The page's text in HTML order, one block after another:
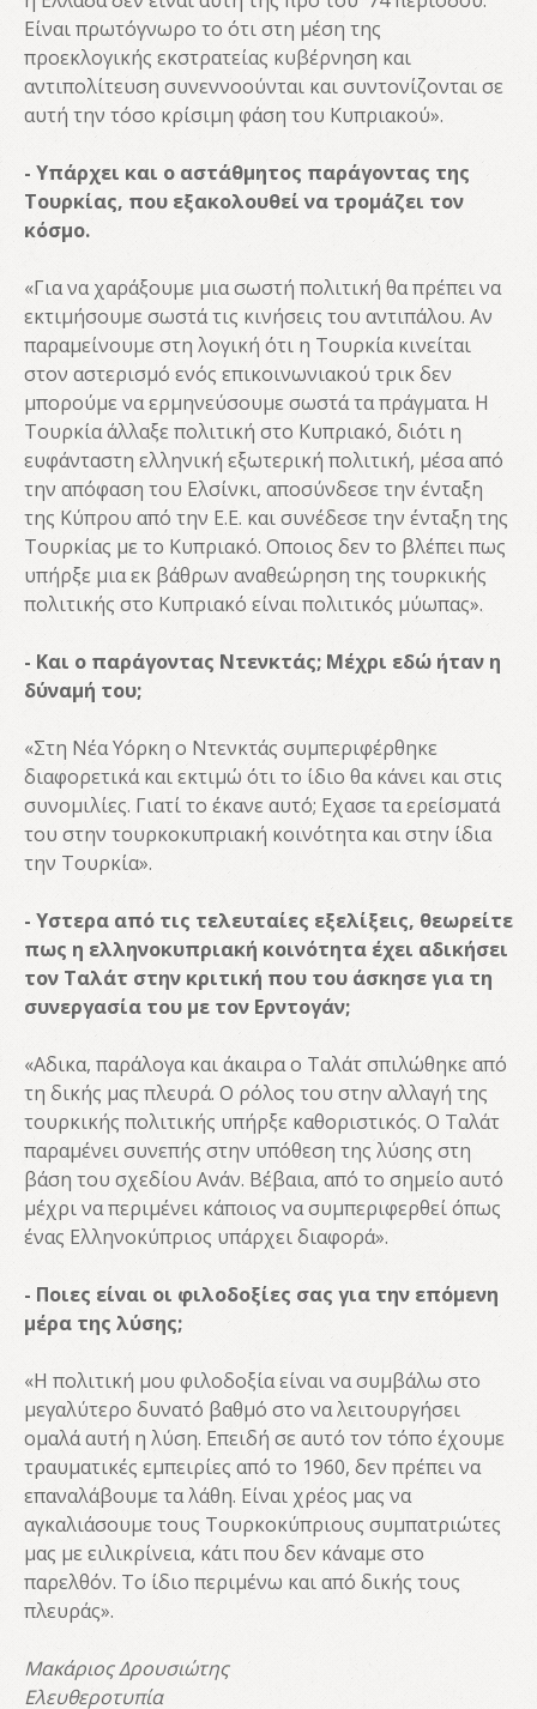
Είναι πρωτόγνωρο το ότι στη μέση της
προεκλογικής εκστρατείας κυβέρνηση και
αντιπολίτευση συνεννοούνται και συντονίζονται σε
αυτή την τόσο κρίσιμη φάση του Κυπριακού».
- Υπάρχει και ο αστάθμητος παράγοντας της
Τουρκίας, που εξακολουθεί να τρομάζει τον
κόσμο.
«Για να χαράξουμε μια σωστή πολιτική θα πρέπει να
εκτιμήσουμε σωστά τις κινήσεις του αντιπάλου. Αν
παραμείνουμε στη λογική ότι η Τουρκία κινείται
στον αστερισμό ενός επικοινωνιακού τρικ δεν
μπορούμε να ερμηνεύσουμε σωστά τα πράγματα. Η
Τουρκία άλλαξε πολιτική στο Κυπριακό, διότι η
ευφάνταστη ελληνική εξωτερική πολιτική, μέσα από
την απόφαση του Ελσίνκι, αποσύνδεσε την ένταξη
της Κύπρου από την Ε.Ε. και συνέδεσε την ένταξη της
Τουρκίας με το Κυπριακό. Οποιος δεν το βλέπει πως
υπήρξε μια εκ βάθρων αναθεώρηση της τουρκικής
πολιτικής στο Κυπριακό είναι πολιτικός μύωπας».
- Και ο παράγοντας Ντενκτάς; Μέχρι εδώ ήταν η
δύναμή του;
«Στη Νέα Υόρκη ο Ντενκτάς συμπεριφέρθηκε
διαφορετικά και εκτιμώ ότι το ίδιο θα κάνει και στις
συνομιλίες. Γιατί το έκανε αυτό; Εχασε τα ερείσματά
του στην τουρκοκυπριακή κοινότητα και στην ίδια
την Τουρκία».
- Υστερα από τις τελευταίες εξελίξεις, θεωρείτε
πως η ελληνοκυπριακή κοινότητα έχει αδικήσει
τον Ταλάτ στην κριτική που του άσκησε για τη
συνεργασία του με τον Ερντογάν;
«Αδικα, παράλογα και άκαιρα ο Ταλάτ σπιλώθηκε από
τη δικής μας πλευρά. Ο ρόλος του στην αλλαγή της
τουρκικής πολιτικής υπήρξε καθοριστικός. Ο Ταλάτ
παραμένει συνεπής στην υπόθεση της λύσης στη
βάση του σχεδίου Ανάν. Βέβαια, από το σημείο αυτό
μέχρι να περιμένει κάποιος να συμπεριφερθεί όπως
ένας Ελληνοκύπριος υπάρχει διαφορά».
- Ποιες είναι οι φιλοδοξίες σας για την επόμενη
μέρα της λύσης;
«Η πολιτική μου φιλοδοξία είναι να συμβάλω στο
μεγαλύτερο δυνατό βαθμό στο να λειτουργήσει
ομαλά αυτή η λύση. Επειδή σε αυτό τον τόπο έχουμε
τραυματικές εμπειρίες από το 1960, δεν πρέπει να
επαναλάβουμε τα λάθη. Είναι χρέος μας να
αγκαλιάσουμε τους Τουρκοκύπριους συμπατριώτες
μας με ειλικρίνεια, κάτι που δεν κάναμε στο
παρελθόν. Το ίδιο περιμένω και από δικής τους
πλευράς».
Μακάριος Δρουσιώτης
Ελευθεροτυπία